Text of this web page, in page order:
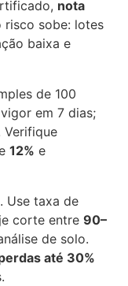
nota
risco sobe: lotes
baixa e
de 100
em 7 dias;
Verifique
12% e
Use taxa de
corte entre 90–
de solo.
até 30%